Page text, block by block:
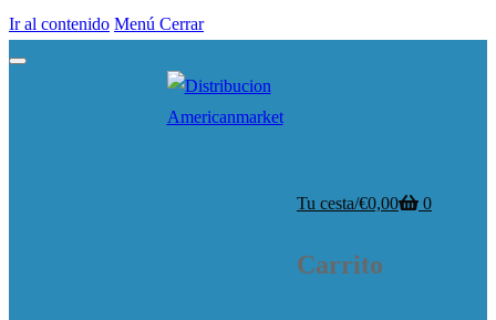
Ir al contenido Menú Cerrar
Tu cesta/€0,00 0
Carrito